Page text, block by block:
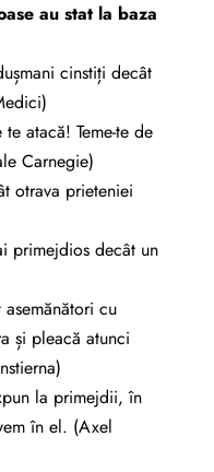
au stat la baza
cinstiți decât
atacă! Teme-te de
Carnegie)
otrava prieteniei
primejdios decât un
cu
și pleacă atunci
la primejdii, în
în el. (Axel